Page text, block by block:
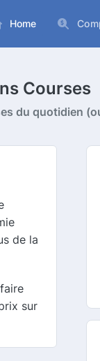
Home
Courses
du quotidien
de la
sur